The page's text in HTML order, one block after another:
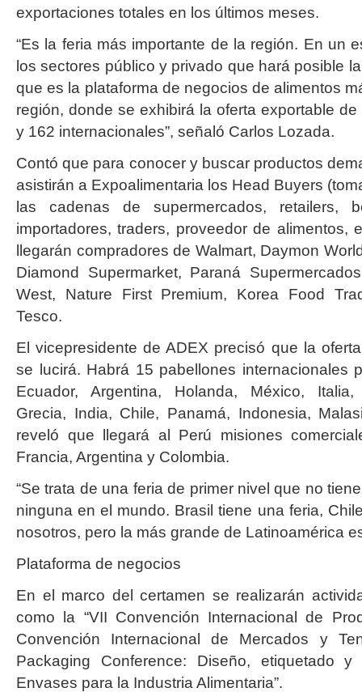
exportaciones totales en los últimos meses.
“Es la feria más importante de la región. En un
los sectores público y privado que hará posible
que es la plataforma de negocios de alimentos
región, donde se exhibirá la oferta exportable
y 162 internacionales”, señaló Carlos Lozada.
Contó que para conocer y buscar productos
asistirán a Expoalimentaria los Head Buyers
las cadenas de supermercados, retailers,
importadores, traders, proveedor de alimentos,
llegarán compradores de Walmart, Daymon
Diamond Supermarket, Paraná
West, Nature First Premium, Korea Food
Tesco.
El vicepresidente de ADEX precisó que la
se lucirá. Habrá 15 pabellones internacionales
Ecuador, Argentina, Holanda, México, Italia,
Grecia, India, Chile, Panamá, Indonesia,
reveló que llegará al Perú misiones
Francia, Argentina y Colombia.
“Se trata de una feria de primer nivel que no
ninguna en el mundo. Brasil tiene una feria,
nosotros, pero la más grande de Latinoamérica
Plataforma de negocios
En el marco del certamen se realizarán
como la “VII Convención Internacional de
Convención Internacional de Mercados y
Packaging Conference: Diseño, etiquetado
Envases para la Industria Alimentaria”.